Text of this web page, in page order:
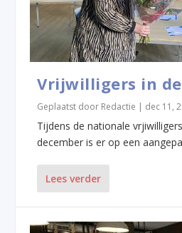
Vrijwilligers in
Geplaatst door Redactie | dec 11,
Tijdens de nationale
december is er op een
Lees verder